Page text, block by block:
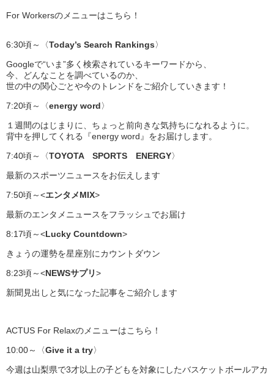
For Workersのメニューはこちら！
6:30頃～〈Today’s Search Rankings〉
Googleで“いま”多く検索されているキーワードから、
今、どんなことを調べているのか、
世の中の関心ごとや今のトレンドをご紹介していきます！
7:20頃～〈energy word〉
１週間のはじまりに、ちょっと前向きな気持ちになれるように。
背中を押してくれる『energy word』をお届けします。
7:40頃～〈TOYOTA SPORTS ENERGY〉
最新のスポーツニュースをお伝えします
7:50頃～<エンタメMIX>
最新のエンタメニュースをフラッシュでお届け
8:17頃～<Lucky Countdown>
きょうの運勢を星座別にカウントダウン
8:23頃～<NEWSサプリ>
新聞見出しと気になった記事をご紹介します
ACTUS For Relaxのメニューはこちら！
10:00～〈Give it a try〉
今週は山梨県で3才以上の子どもを対象にしたバスケットボールアカ